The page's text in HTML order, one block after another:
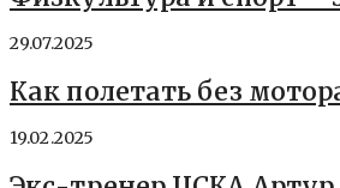
29.07.2025
Как полетать без
19.02.2025